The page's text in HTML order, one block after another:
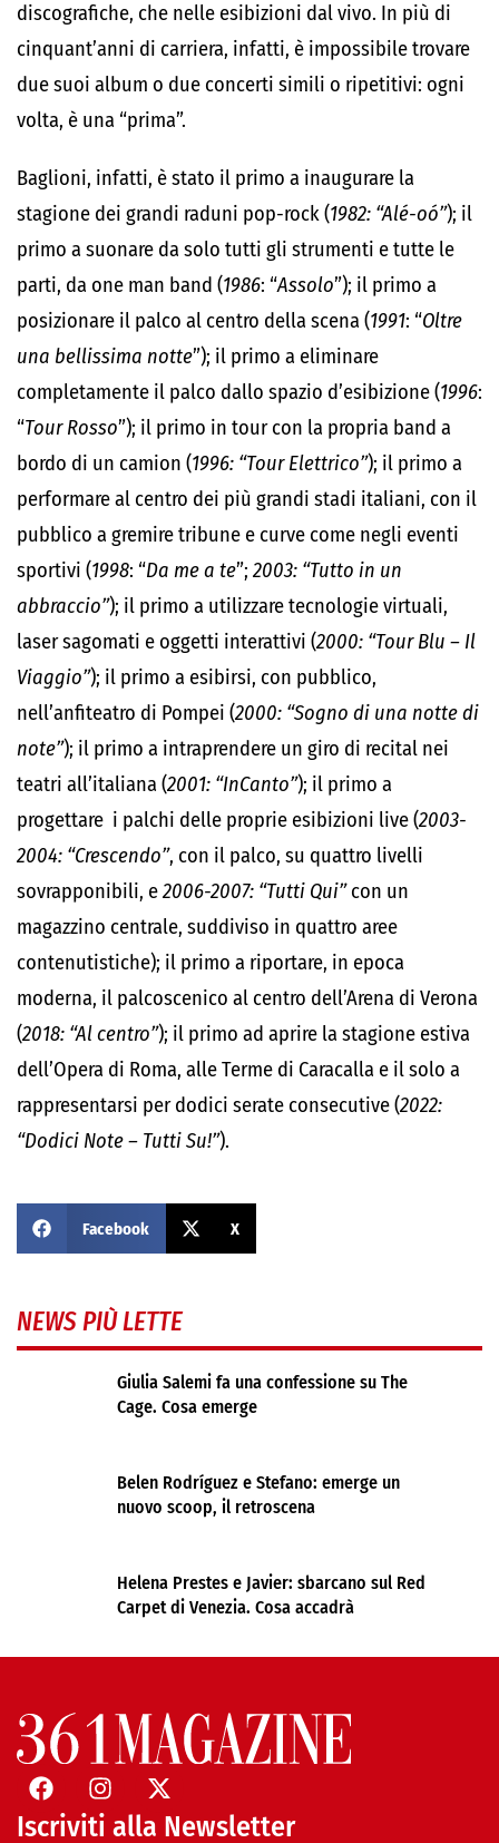
discografiche, che nelle esibizioni dal vivo. In più di
cinquant’anni di carriera, infatti, è impossibile trovare
due suoi album o due concerti simili o ripetitivi: ogni
volta, è una “prima”.
Baglioni, infatti, è stato il primo a inaugurare la
stagione dei grandi raduni pop-rock (1982: “Alé-oó”); il
primo a suonare da solo tutti gli strumenti e tutte le
parti, da one man band (1986: “Assolo”); il primo a
posizionare il palco al centro della scena (1991: “Oltre
una bellissima notte”); il primo a eliminare
completamente il palco dallo spazio d’esibizione (1996:
“Tour Rosso”); il primo in tour con la propria band a
bordo di un camion (1996: “Tour Elettrico”); il primo a
performare al centro dei più grandi stadi italiani, con il
pubblico a gremire tribune e curve come negli eventi
sportivi (1998: “Da me a te”; 2003: “Tutto in un
abbraccio”); il primo a utilizzare tecnologie virtuali,
laser sagomati e oggetti interattivi (2000: “Tour Blu – Il
Viaggio”); il primo a esibirsi, con pubblico,
nell’anfiteatro di Pompei (2000: “Sogno di una notte di
note”); il primo a intraprendere un giro di recital nei
teatri all’italiana (2001: “InCanto”); il primo a
progettare i palchi delle proprie esibizioni live (2003-
2004: “Crescendo”, con il palco, su quattro livelli
sovrapponibili, e2006-2007: “Tutti Qui”con un
magazzino centrale, suddiviso in quattro aree
contenutistiche); il primo a riportare, in epoca
moderna, il palcoscenico al centro dell’Arena di Verona
(2018: “Al centro”); il primo ad aprire la stagione estiva
dell’Opera di Roma, alle Terme di Caracalla e il solo a
rappresentarsi per dodici serate consecutive (2022:
“Dodici Note – Tutti Su!”).
Facebook X
NEWS PIÙ LETTE
Giulia Salemi fa una confessione su The
Cage. Cosa emerge
Belen Rodríguez e Stefano: emerge un
nuovo scoop, il retroscena
Helena Prestes e Javier: sbarcano sul Red
Carpet di Venezia. Cosa accadrà
Iscriviti alla Newsletter